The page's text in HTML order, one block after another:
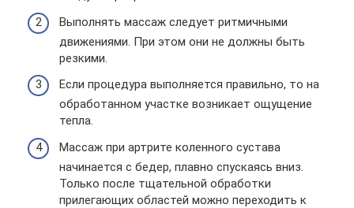
Выполнять массаж следует ритмичными
движениями. При этом они не должны быть
резкими.
Если процедура выполняется правильно, то на
обработанном участке возникает ощущение
тепла.
Массаж при артрите коленного сустава
начинается с бедер, плавно спускаясь вниз.
Только после тщательной обработки
прилегающих областей можно переходить к